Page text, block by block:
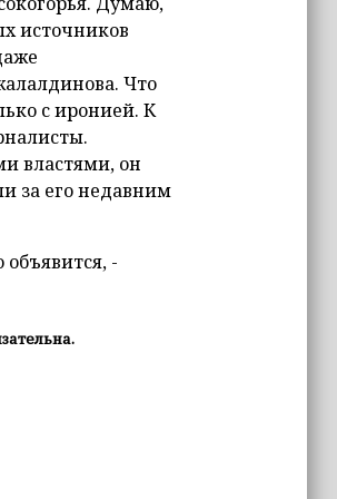
источников
Что
с иронией. К
властями, он
за его недавним
-